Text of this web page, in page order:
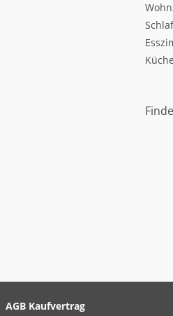
Küche
AGB Kaufvertrag